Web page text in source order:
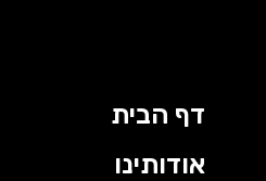
דף הבית
אודותינו